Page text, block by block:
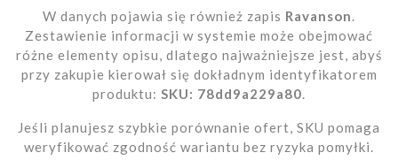
W danych pojawia się również zapis Ravanson
Zestawienie informacji w systemie może obejmować
różne elementy opisu, dlatego najważniejsze jest, abyś
przy zakupie kierował się dokładnym identyfikatorem
produktu: SKU: 78dd9a229a80
Jeśli planujesz szybkie porównanie ofert, SKU pomaga
weryfikować zgodność wariantu bez ryzyka pomyłki.